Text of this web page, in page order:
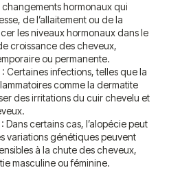
changements hormonaux qui
de l’allaitement ou de la
les niveaux hormonaux dans le
croissance des cheveux,
ou permanente.
: Certaines infections, telles que la
comme la dermatite
des irritations du cuir chevelu et
: Dans certains cas, l’alopécie peut
variations génétiques peuvent
à la chute des cheveux,
masculine ou féminine.